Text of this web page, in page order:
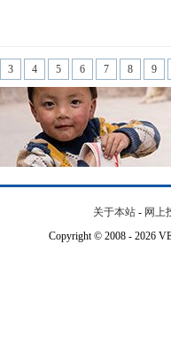
3 4 5 6 7 8 9
关于本站 - 网上
Copyright © 2008 - 2026